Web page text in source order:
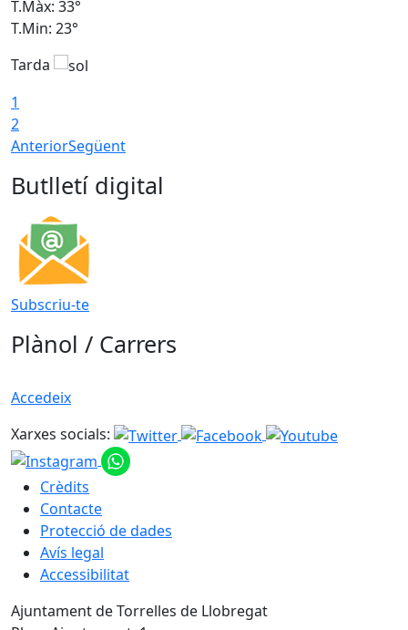
T.Màx: 33°
T.Min: 23°
Tarda
1
2
AnteriorSegüent
Butlletí digital
Subscriu-te
Plànol / Carrers
Accedeix
Xarxes socials:
Crèdits
Contacte
Protecció de dades
Avís legal
Accessibilitat
Ajuntament de Torrelles de Llobregat